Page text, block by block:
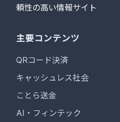
頼性の高い情報サイト
主要コンテンツ
QRコード決済
キャッシュレス社会
ことら送金
AI・フィンテック